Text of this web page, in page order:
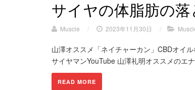
サイヤの体脂肪の
Muscle / 2023年11月30日 /
山澤オススメ「ネイチャーカン」CBDオイ
サイヤマンYouTube 山澤礼明オススメのエ
READ MORE